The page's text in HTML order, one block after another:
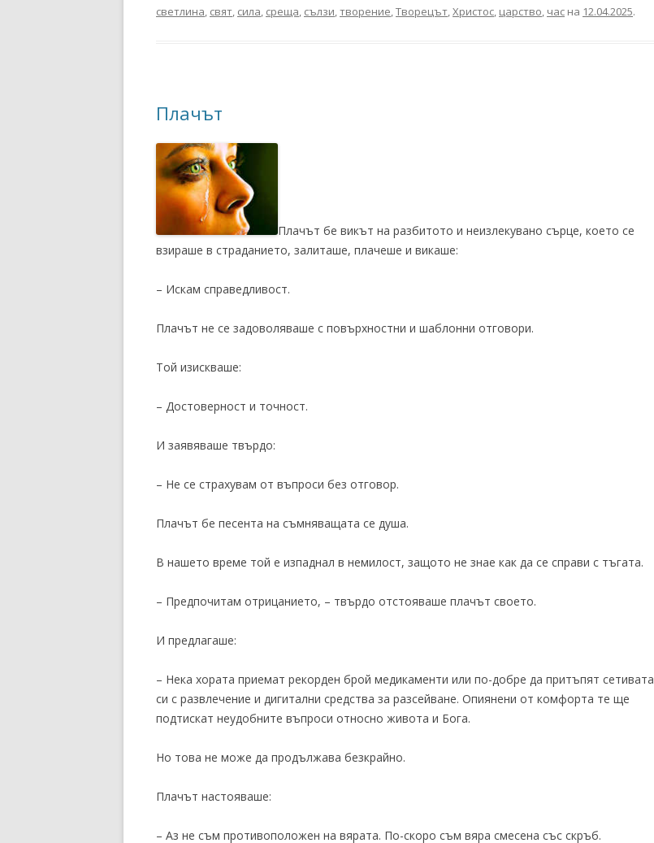
светлина, свят, сила, среща, сълзи,творение,Творецът,Христос, царство, час на 12.04.2025.
Плачът
Плачът бе викът на разбитото и неизлекувано сърце, което се
взираше в страданието, залиташе, плачеше и викаше:
– Искам справедливост.
Плачът не се задоволяваше с повърхностни и шаблонни отговори.
Той изискваше:
– Достоверност и точност.
И заявяваше твърдо:
– Не се страхувам от въпроси без отговор.
Плачът бе песента на съмняващата се душа.
В нашето време той е изпаднал в немилост, защото не знае как да се справи с тъгата.
– Предпочитам отрицанието, – твърдо отстояваше плачът своето.
И предлагаше:
– Нека хората приемат рекорден брой медикаменти или по-добре да притъпят сетивата
си с развлечение и дигитални средства за разсейване. Опиянени от комфорта те ще
подтискат неудобните въпроси относно живота и Бога.
Но това не може да продължава безкрайно.
Плачът настояваше:
– Аз не съм противоположен на вярата. По-скоро съм вяра смесена със скръб.